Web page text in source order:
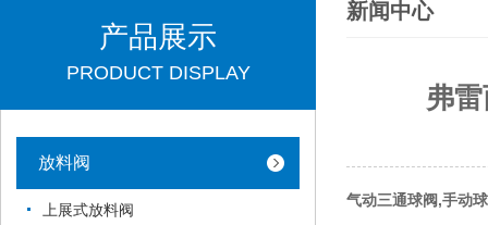
新闻中心
弗
气动三通球阀,手动
产品展示
PRODUCT DISPLAY
放料阀
上展式放料阀